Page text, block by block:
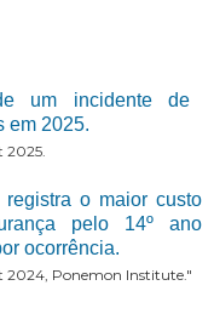
um incidente de
em 2025.
2025.
o maior custo
pelo 14º ano
ocorrência.
2024, Ponemon Institute."